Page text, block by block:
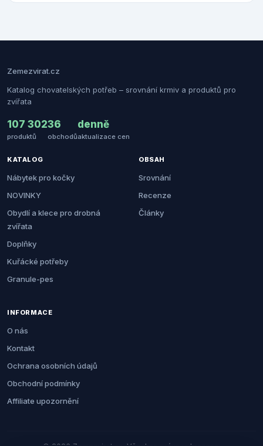
Zemezvirat.cz
Katalog chovatelských potřeb – srovnání krmiv a produktů pro
zvířata
107 302
produktů
36
obchodů
denně
aktualizace cen
KATALOG
Nábytek pro kočky
NOVINKY
Obydlí a klece pro drobná
zvířata
Doplňky
Kuřácké potřeby
Granule-pes
OBSAH
Srovnání
Recenze
Články
INFORMACE
O nás
Kontakt
Ochrana osobních údajů
Obchodní podmínky
Affiliate upozornění